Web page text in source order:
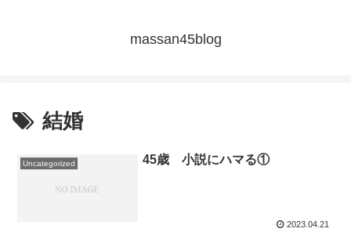
massan45blog
結婚
Uncategorized 45歳 小説にハマる①
2023.04.21